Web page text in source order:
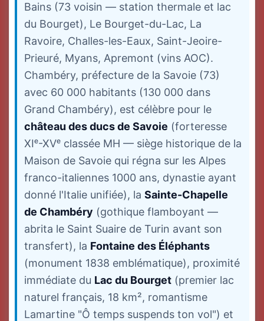
Bains (73 voisin — station thermale et lac
du Bourget), Le Bourget-du-Lac, La
Ravoire, Challes-les-Eaux, Saint-Jeoire-
Prieuré, Myans, Apremont (vins AOC).
Chambéry, préfecture de la Savoie (73)
avec 60 000 habitants (130 000 dans
Grand Chambéry), est célèbre pour le
château des ducs de Savoie (forteresse
XIᵉ-XVᵉ classée MH — siège historique de la
Maison de Savoie qui régna sur les Alpes
franco-italiennes 1000 ans, dynastie ayant
donné l'Italie unifiée), la Sainte-Chapelle
de Chambéry (gothique flamboyant —
abrita le Saint Suaire de Turin avant son
transfert), la Fontaine des Éléphants
(monument 1838 emblématique), proximité
immédiate du Lac du Bourget (premier lac
naturel français, 18 km², romantisme
Lamartine "Ô temps suspends ton vol") et